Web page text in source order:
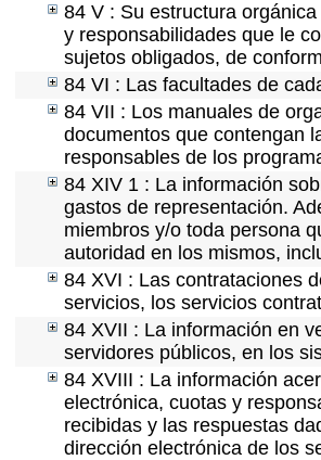
84 V : Su estructura
y responsabilidades que le
sujetos obligados, de
84 VI : Las facultades de
84 VII : Los manuales de
documentos que contengan
responsables de los
84 XIV 1 : La información
gastos de representación.
miembros y/o toda persona
autoridad en los mismos,
84 XVI : Las contrataciones
servicios, los servicios
84 XVII : La información en
servidores públicos, en los
84 XVIII : La información
electrónica, cuotas y
recibidas y las respuestas
dirección electrónica de los